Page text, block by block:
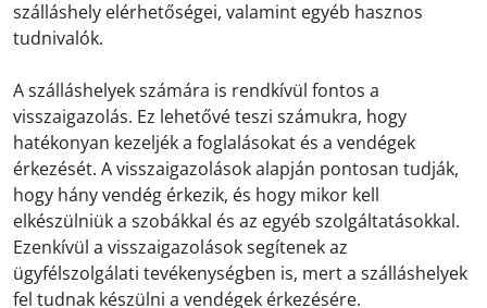
szálláshely elérhetőségei, valamint egyéb hasznos
tudnivalók.
A szálláshelyek számára is rendkívül fontos a
visszaigazolás. Ez lehetővé teszi számukra, hogy
hatékonyan kezeljék a foglalásokat és a vendégek
érkezését. A visszaigazolások alapján pontosan tudják,
hogy hány vendég érkezik, és hogy mikor kell
elkészülniük a szobákkal és az egyéb szolgáltatásokkal.
Ezenkívül a visszaigazolások segítenek az
ügyfélszolgálati tevékenységben is, mert a szálláshelyek
fel tudnak készülni a vendégek érkezésére.